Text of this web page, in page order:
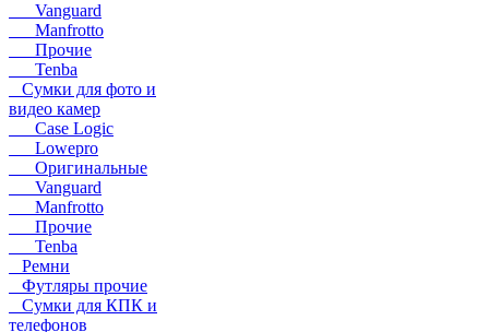
Vanguard
Manfrotto
Прочие
Tenba
Сумки для фото и
видео камер
Case Logic
Lowepro
Оригинальные
Vanguard
Manfrotto
Прочие
Tenba
Ремни
Футляры прочие
Сумки для КПК и
телефонов